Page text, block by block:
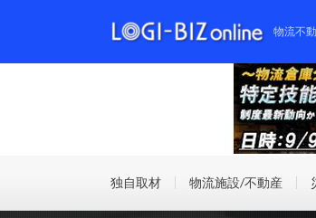
物流不
独自取材 物流施設/不動産